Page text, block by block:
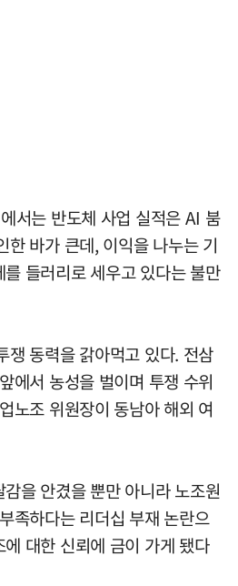
서는 반도체 사업 실적은 AI 붐
한 바가 큰데, 이익을 나누는 기
들러리로 세우고 있다는 불만
쟁 동력을 갉아먹고 있다. 전삼
에서 농성을 벌이며 투쟁 수위
노조 위원장이 동남아 해외 여
을 안겼을 뿐만 아니라 노조원
족하다는 리더십 부재 논란으
대한 신뢰에 금이 가게 됐다